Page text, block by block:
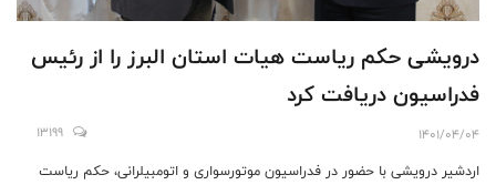
درویشی حکم ریاست هیات استان البرز را از رئیس
فدراسیون دریافت کرد
1401/04/04
13199
اردشیر درویشی با حضور در فدراسیون موتورسواری و اتومبیلرانی، حکم ریاست